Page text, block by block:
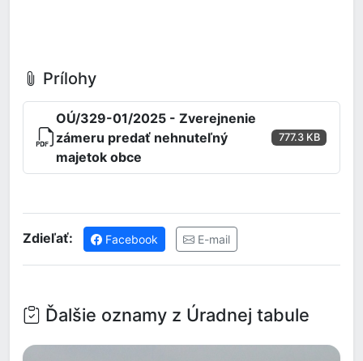
Prílohy
OÚ/329-01/2025 - Zverejnenie
zámeru predať nehnuteľný
majetok obce
777.3 KB
Zdieľať: Facebook E-mail
Ďalšie oznamy z Úradnej tabule